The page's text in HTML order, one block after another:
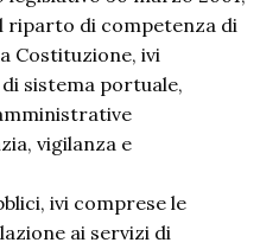
riparto di competenza di
Costituzione, ivi
sistema portuale,
vigilanza e
ivi comprese le
ai servizi di